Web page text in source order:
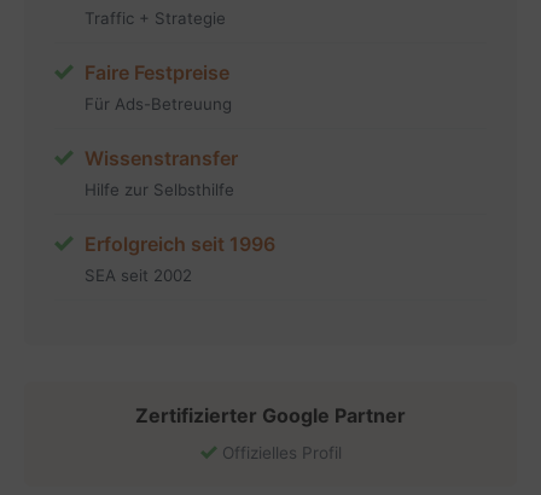
Traffic + Strategie
Faire Festpreise
Für Ads-Betreuung
Wissenstransfer
Hilfe zur Selbsthilfe
Erfolgreich seit 1996
SEA seit 2002
Zertifizierter Google Partner
Offizielles Profil